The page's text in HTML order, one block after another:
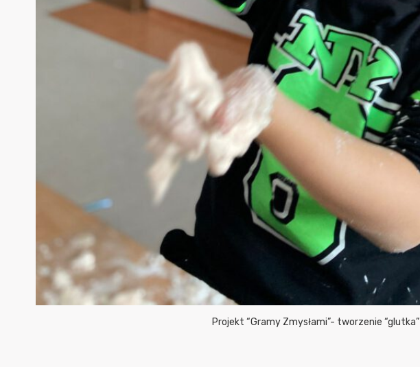
Projekt “Gramy Zmysłami”- tworzenie “glutka”